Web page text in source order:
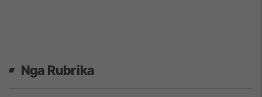
Nga Rubrika